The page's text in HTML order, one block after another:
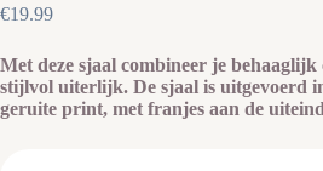
€19.99
Met deze sjaal combineer je behaaglijk
stijlvol uiterlijk. De sjaal is uitgevoerd
geruite print, met franjes aan de